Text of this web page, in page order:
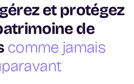
et protégez
de
comme jamais